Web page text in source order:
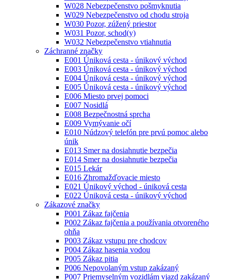
W028 Nebezpečenstvo pošmyknutia
W029 Nebezpečenstvo od chodu stroja
W030 Pozor, zúžený priestor
W031 Pozor, schod(y)
W032 Nebezpečenstvo vtiahnutia
Záchranné značky
E001 Úniková cesta - únikový východ
E003 Úniková cesta - únikový východ
E004 Úniková cesta - únikový východ
E005 Ůniková cesta - únikový východ
E006 Miesto prvej pomoci
E007 Nosidlá
E008 Bezpečnostná sprcha
E009 Vymývanie očí
E010 Núdzový telefón pre prvú pomoc alebo
únik
E013 Smer na dosiahnutie bezpečia
E014 Smer na dosiahnutie bezpečia
E015 Lekár
E016 Zhromažďovacie miesto
E021 Únikový východ - úniková cesta
E022 Úniková cesta - únikový východ
Zákazové značky
P001 Zákaz fajčenia
P002 Zákaz fajčenia a používania otvoreného
ohňa
P003 Zákaz vstupu pre chodcov
P004 Zákaz hasenia vodou
P005 Zákaz pitia
P006 Nepovolaným vstup zakázaný
P007 Priemyselným vozidlám vjazd zakázaný